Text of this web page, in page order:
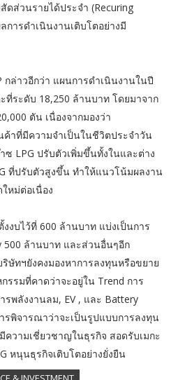
ดส่วนรายได้ประจำ (Recuring
ารดำเนินงานเติบโตอย่างมี
กล่าวอีกว่า แผนการดำเนินงานในปี
ที่ระดับ 18,250 ล้านบาท โดยมาจาก
ตัน เนื่องจากมองว่า
ค้าที่มีความจำเป็นในชีวิตประจำวัน
ซ LPG ปรับตัวเพิ่มขึ้นทั้งในและต่าง
ที่ปรับตัวสูงขึ้น ทำให้แนวโน้มผลงาน
หม่ต่อเนื่อง
งบไว้ที่ 600 ล้านบาท แบ่งเป็นการ
500 ล้านบาท และส่วนอื่นๆอีก
ษัทฯยังคงมองหาการลงทุนหรือขยาย
รรมที่คาดว่าจะอยู่ใน Trend การ
รพลังงานลม, EV , และ Battery
รพิจารณาว่าจะเป็นรูปแบบการลงทุน
วามเชี่ยวชาญในธุรกิจ สอดรับเมกะ
หนุนธุรกิจเติบโตอย่างยั่งยืน